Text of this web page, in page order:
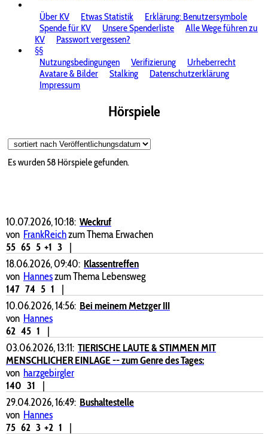
Über KV
Etwas Statistik
Erklärung: Benutzersymbole
Spende für KV
Unsere Spenderliste
Alle Wege führen zu
KV
Passwort vergessen?
§§
Nutzungsbedingungen
Verifizierung
Urheberrecht
Avatare & Bilder
Stalking
Datenschutzerklärung
Impressum
Hörspiele
Es wurden 58 Hörspiele gefunden.
10.07.2026, 10:18: Weckruf
von FrankReichzum Thema Erwachen
55 65 5 +1 3
|
18.06.2026, 09:40: Klassentreffen
von Hanneszum Thema Lebensweg
147 74 5 1
|
10.06.2026, 14:56: Bei meinem Metzger III
von Hannes
62 45 1
|
03.06.2026, 13:11: TIERISCHE LAUTE & STIMMEN MIT
MENSCHLICHER EINLAGE -- zum Genre des Tages:
von harzgebirgler
140 31
|
29.04.2026, 16:49: Bushaltestelle
von Hannes
75 62 3 +2 1
|